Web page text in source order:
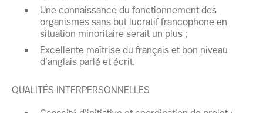
Une connaissance du fonctionnement des
organismes sans but lucratif francophone en
situation minoritaire serait un plus ;
Excellente maîtrise du français et bon niveau
d’anglais parlé et écrit.
QUALITÉS INTERPERSONNELLES